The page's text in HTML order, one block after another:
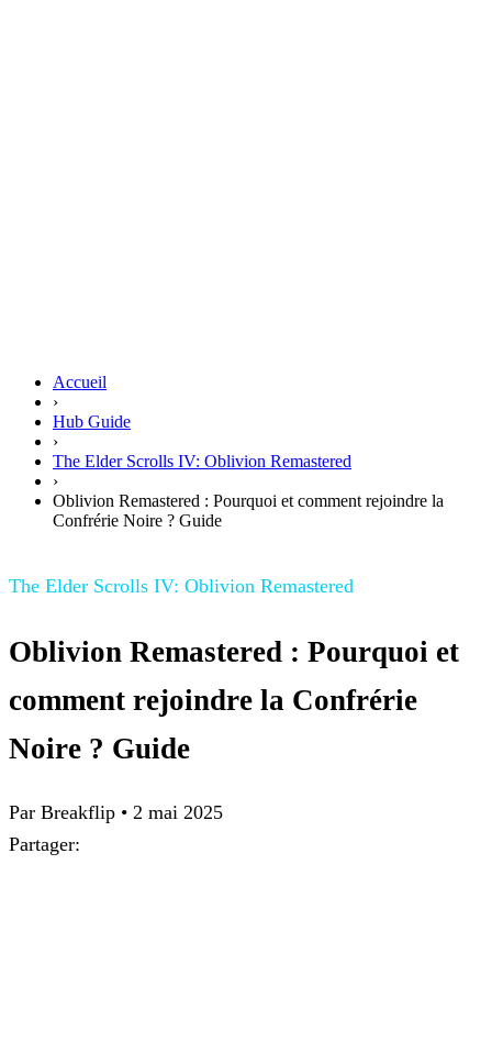
Accueil
›
Hub Guide
›
The Elder Scrolls IV: Oblivion Remastered
›
Oblivion Remastered : Pourquoi et comment rejoindre la
Confrérie Noire ? Guide
The Elder Scrolls IV: Oblivion Remastered
Oblivion Remastered : Pourquoi et
comment rejoindre la Confrérie
Noire ? Guide
Par Breakflip • 2 mai 2025
Partager: